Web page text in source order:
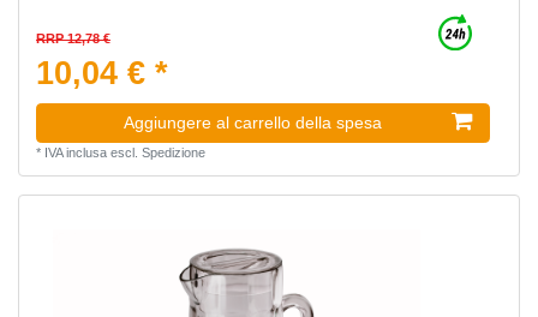
RRP 12,78 €
10,04 € *
Aggiungere al carrello della spesa
* IVA inclusaescl. Spedizione